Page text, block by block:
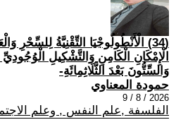
(34) الْأَنْطُولُوجْيَا التِّقْنِيَّةُ لِلسِّحْرِ
الْإِمْكَانِ الْكَامِنِ وَالتَّشْكِيلِ
وَالسِّتُّونَ بَعْدَ الثَّلَاثِمِائَةِ-
حمودة المعناوي
2026 / 8 / 9
الفلسفة ,علم النفس , وعلم